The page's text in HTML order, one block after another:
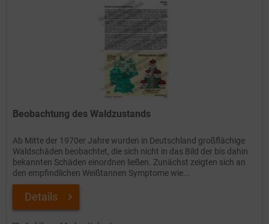
Beobachtung des Waldzustands
Ab Mitte der 1970er Jahre wurden in Deutschland großflächige
Waldschäden beobachtet, die sich nicht in das Bild der bis dahin
bekannten Schäden einordnen ließen. Zunächst zeigten sich an
den empfindlichen Weißtannen Symptome wie...
Details